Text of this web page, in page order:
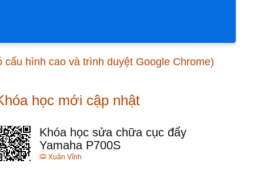
hình cao và trình duyệt Google Chrome)
học mới cập nhật
Khóa học sửa chữa cục đẩy
Yamaha P700S
Xuân Vĩnh